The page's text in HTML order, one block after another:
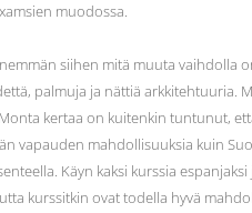
muodossa.
siihen mitä muuta vaihdolla
palmuja ja nättiä arkkitehtuuria.
kertaa on kuitenkin tuntunut,
vapauden mahdollisuuksia kuin
Käyn kaksi kurssia espanjaksi
kurssitkin ovat todella hyvä